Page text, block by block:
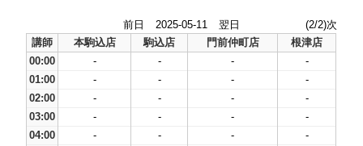
前日 2025-05-11 翌日
(2/2)次
講師
本駒込店 駒込店 門前仲町店
根津店
00:00
- - -
-
01:00
- - -
-
02:00
- - -
-
03:00
- - -
-
04:00
- - -
-